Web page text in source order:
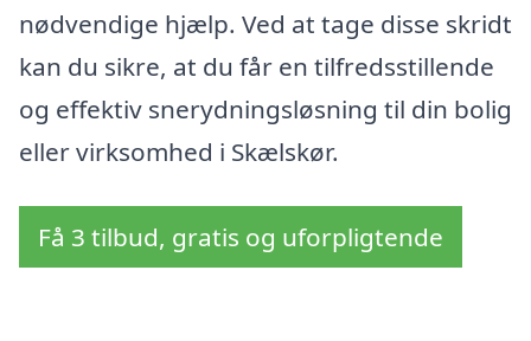
nødvendige hjælp. Ved at tage disse skridt
kan du sikre, at du får en tilfredsstillende
og effektiv snerydningsløsning til din bolig
eller virksomhed i Skælskør.
Få 3 tilbud, gratis og uforpligtende